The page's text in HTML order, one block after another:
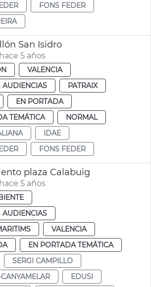
FONS FEDER
San Isidro
5 años
VALENCIA
AUDIENCIAS
PATRAIX
EN PORTADA
TEMÁTICA
NORMAL
IDAE
FONS FEDER
plaza Calabuig
5 años
AUDIENCIAS
VALENCIA
EN PORTADA TEMÁTICA
SERGI CAMPILLO
EDUSI